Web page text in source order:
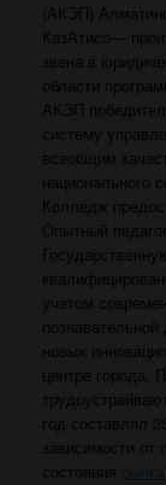
(АКЭП)
КазАтисо—
звена в
области
АКЭП
систему
всеобщим
национального
Колледж
Опытный
учетом
новых
центре города.
год составлял
зависимости от
состояния